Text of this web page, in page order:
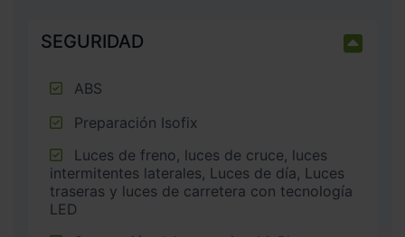
SEGURIDAD
ABS
Preparación Isofix
intermitentes laterales, Luces de día, Luces
traseras y luces de carretera con tecnología
LED